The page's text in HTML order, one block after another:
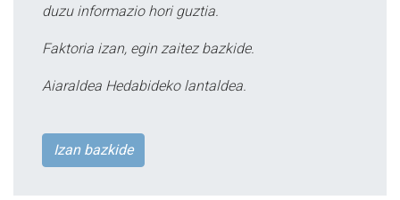
duzu informazio hori guztia.
Faktoria izan, egin zaitez bazkide.
Aiaraldea Hedabideko lantaldea.
Izan bazkide